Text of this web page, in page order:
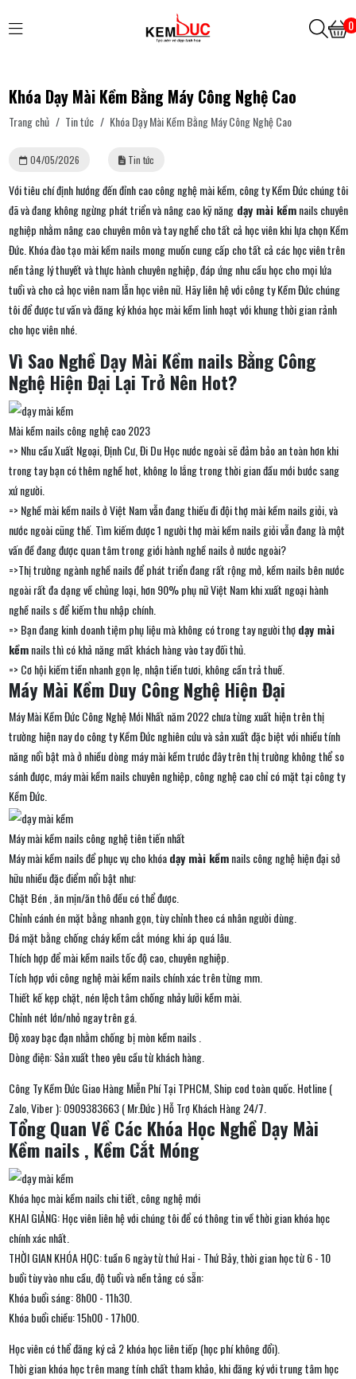
0
Khóa Dạy Mài Kềm Bằng Máy Công Nghệ Cao
Trang chủ / Tin tức / Khóa Dạy Mài Kềm Bằng Máy Công Nghệ Cao
04/05/2026 Tin tức
Với tiêu chí định hướng đến đỉnh cao công nghệ mài kềm, công ty Kềm Đức chúng tôi
đã và đang không ngừng phát triển và nâng cao kỹ năngdạy mài kềmnails chuyên
nghiệp nhằm nâng cao chuyên môn và tay nghề cho tất cả học viên khi lựa chọn Kềm
Đức. Khóa đào tạo mài kềm nails mong muốn cung cấp cho tất cả các học viên trên
nền tảng lý thuyết và thực hành chuyên nghiệp, đáp ứng nhu cầu học cho mọi lứa
tuổi và cho cả học viên nam lẫn học viên nữ. Hãy liên hệ với công ty Kềm Đức chúng
tôi để được tư vấn và đăng ký khóa học mài kềm linh hoạt với khung thời gian rảnh
cho học viên nhé.
Vì Sao Nghề Dạy Mài Kềm nails Bằng Công
Nghệ Hiện Đại Lại Trở Nên Hot?
Mài kềm nails công nghệ cao 2023
=> Nhu cầu Xuất Ngoại, Định Cư, Đi Du Học nước ngoài sẽ đảm bảo an toàn hơn khi
trong tay bạn có thêm nghề hot, không lo lắng trong thời gian đầu mới bước sang
xứ người.
=> Nghề mài kềm nails ở Việt Nam vẫn đang thiếu đi đội thợ mài kềm nails giỏi, và
nước ngoài cũng thế. Tìm kiếm được 1 người thợ mài kềm nails giỏi vẫn đang là một
vấn đề đang được quan tâm trong giới hành nghề nails ở nước ngoài?
=>Thị trường ngành nghề nails để phát triển đang rất rộng mở, kềm nails bên nước
ngoài rất đa dạng về chủng loại, hơn 90% phụ nữ Việt Nam khi xuất ngoại hành
nghề nails s để kiếm thu nhập chính.
=> Bạn đang kinh doanh tiệm phụ liệu mà không có trong tay người thợdạy mài
kềmnails thì có khả năng mất khách hàng vào tay đối thủ.
=> Cơ hội kiếm tiền nhanh gọn lẹ, nhận tiền tươi, không cần trả thuế.
Máy Mài Kềm Duy Công Nghệ Hiện Đại
Máy Mài Kềm Đức Công Nghệ Mới Nhất năm 2022 chưa từng xuất hiện trên thị
trường hiện nay do công ty Kềm Đức nghiên cứu và sản xuất đặc biệt với nhiều tính
năng nổi bật mà ở nhiều dòng máy mài kềm trước đây trên thị trường không thể so
sánh được, máy mài kềm nails chuyên nghiệp, công nghệ cao chỉ có mặt tại công ty
Kềm Đức.
Máy mài kềm nails công nghệ tiên tiến nhất
Máy mài kềm nails để phục vụ cho khóadạy mài kềmnails công nghệ hiện đại sở
hữu nhiều đặc điểm nổi bật như:
Chặt Bén , ăn mịn/ăn thô đều có thể được.
Chỉnh cánh én mặt bằng nhanh gọn, tùy chỉnh theo cá nhân người dùng.
Đá mặt bằng chống cháy kềm cắt móng khi áp quá lâu.
Thích hợp để mài kềm nails tốc độ cao, chuyên nghiệp.
Tích hợp với công nghệ mài kềm nails chính xác trên từng mm.
Thiết kế kẹp chặt, nén lệch tâm chống nhảy lưỡi kềm mài.
Chỉnh nét lớn/nhỏ ngay trên gá.
Độ xoay bạc đạn nhằm chống bị mòn kềm nails .
Dòng điện: Sản xuất theo yêu cầu từ khách hàng.
Công Ty Kềm Đức Giao Hàng Miễn Phí Tại TPHCM, Ship cod toàn quốc. Hotline (
Zalo, Viber ): 0909383663 ( Mr.Đức ) Hỗ Trợ Khách Hàng 24/7.
Tổng Quan Về Các Khóa Học Nghề Dạy Mài
Kềm nails , Kềm Cắt Móng
Khóa học mài kềm nails chi tiết, công nghệ mới
KHAI GIẢNG: Học viên liên hệ với chúng tôi để có thông tin về thời gian khóa học
chính xác nhất.
THỜI GIAN KHÓA HỌC: tuần 6 ngày từ thứ Hai - Thứ Bảy, thời gian học từ 6 - 10
buổi tùy vào nhu cầu, độ tuổi và nền tảng có sẵn:
Khóa buổi sáng: 8h00 - 11h30.
Khóa buổi chiều: 15h00 - 17h00.
Học viên có thể đăng ký cả 2 khóa học liên tiếp (học phí không đổi).
Thời gian khóa học trên mang tính chất tham khảo, khi đăng ký với trung tâm học